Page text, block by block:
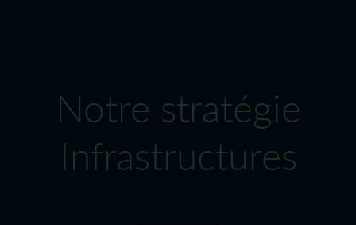
Notre stratégie
Infrastructures